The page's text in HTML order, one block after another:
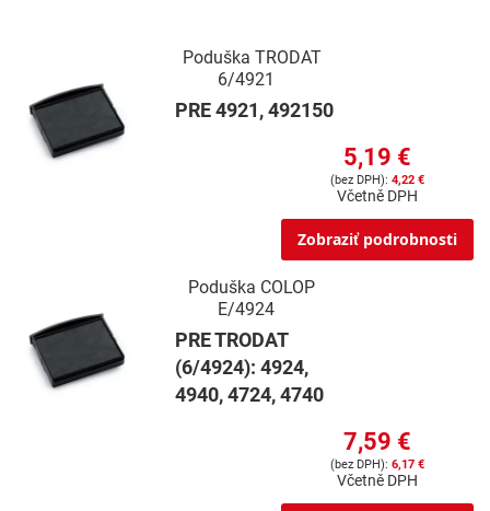
Poduška TRODAT
6/4921
PRE 4921, 492150
5,19 €
4,22 €
Včetně DPH
Zobraziť podrobnosti
Poduška COLOP
E/4924
PRE TRODAT
(6/4924): 4924,
4940, 4724, 4740
7,59 €
6,17 €
Včetně DPH